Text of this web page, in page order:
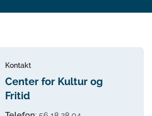
Kontakt
Center for Kultur og
Fritid